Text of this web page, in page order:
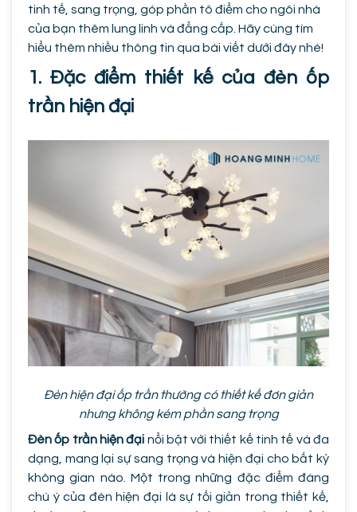
tinh tế, sang trọng, góp phần tô điểm cho ngôi nhà
của bạn thêm lung linh và đẳng cấp. Hãy cùng tìm
hiểu thêm nhiều thông tin qua bài viết dưới đây nhé!
1. Đặc điểm thiết kế của đèn ốp
trần hiện đại
Đèn hiện đại ốp trần thường có thiết kế đơn giản
nhưng không kém phần sang trọng
Đèn ốp trần hiện đại nổi bật với thiết kế tinh tế và đa
dạng, mang lại sự sang trọng và hiện đại cho bất kỳ
không gian nào. Một trong những đặc điểm đáng
chú ý của đèn hiện đại là sự tối giản trong thiết kế,